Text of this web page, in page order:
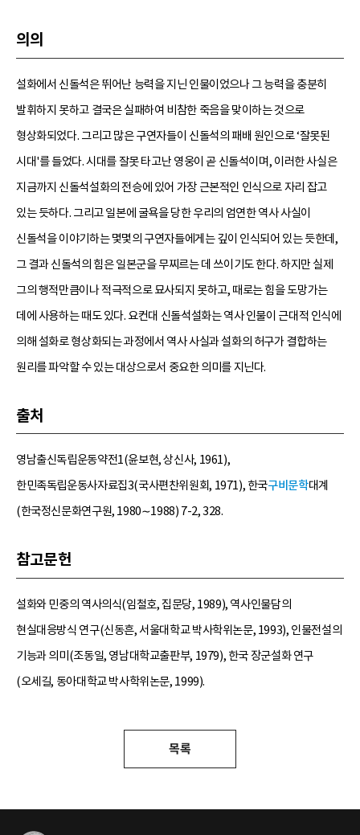
의의
설화에서 신돌석은 뛰어난 능력을 지닌 인물이었으나 그 능력을 충분히
발휘하지 못하고 결국은 실패하여 비참한 죽음을 맞이하는 것으로
형상화되었다. 그리고 많은 구연자들이 신돌석의 패배 원인으로 ‘잘못된
시대'를 들었다. 시대를 잘못 타고난 영웅이 곧 신돌석이며, 이러한 사실은
지금까지 신돌석설화의 전승에 있어 가장 근본적인 인식으로 자리 잡고
있는 듯하다. 그리고 일본에 굴욕을 당한 우리의 엄연한 역사 사실이
신돌석을 이야기하는 몇몇의 구연자들에게는 깊이 인식되어 있는 듯한데,
그 결과 신돌석의 힘은 일본군을 무찌르는 데 쓰이기도 한다. 하지만 실제
그의 행적만큼이나 적극적으로 묘사되지 못하고, 때로는 힘을 도망가는
데에 사용하는 때도 있다. 요컨대 신돌석설화는 역사 인물이 근대적 인식에
의해 설화로 형상화되는 과정에서 역사 사실과 설화의 허구가 결합하는
원리를 파악할 수 있는 대상으로서 중요한 의미를 지닌다.
출처
영남출신독립운동약전1(윤보현, 상신사, 1961),
한민족독립운동사자료집3(국사편찬위원회, 1971), 한국구비문학대계
(한국정신문화연구원, 1980∼1988) 7-2, 328.
참고문헌
설화와 민중의 역사의식(임철호, 집문당, 1989), 역사인물담의
현실대응방식 연구(신동흔, 서울대학교 박사학위논문, 1993), 인물전설의
기능과 의미(조동일, 영남대학교출판부, 1979), 한국 장군설화 연구
(오세길, 동아대학교 박사학위논문, 1999).
목록